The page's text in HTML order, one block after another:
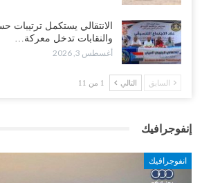
الانتقالي يستكمل
والنقابات تدخل معركة…
أغسطس 3, 2026
السابق التالي 1 من 11
إنفوجرافيك